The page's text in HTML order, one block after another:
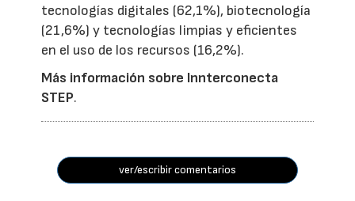
tecnologías digitales (62,1%), biotecnología
(21,6%) y tecnologías limpias y eficientes
en el uso de los recursos (16,2%).
Más información sobre Innterconecta
STEP.
ver/escribir comentarios